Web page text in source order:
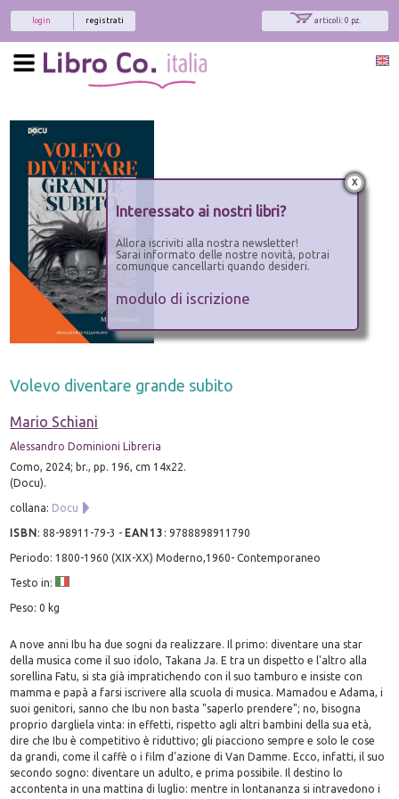
articoli: 0 pz.
registrati
login
Volevo diventare grande subito
Mario Schiani
Alessandro Dominioni Libreria
Como, 2024; br., pp. 196, cm 14x22.
(Docu).
collana: Docu
ISBN:88-98911-79-3 - EAN13 :9788898911790
Periodo: 1800-1960 (XIX-XX) Moderno,1960- Contemporaneo
Testo in:
Peso: 0 kg
A nove anni Ibu ha due sogni da realizzare. Il primo: diventare una star
della musica come il suo idolo, Takana Ja. E tra un dispetto e l'altro alla
sorellina Fatu, si sta già impratichendo con il suo tamburo e insiste con
mamma e papà a farsi iscrivere alla scuola di musica. Mamadou e Adama, i
suoi genitori, sanno che Ibu non basta "saperlo prendere"; no, bisogna
proprio dargliela vinta: in effetti, rispetto agli altri bambini della sua età,
dire che Ibu è competitivo è riduttivo; gli piacciono sempre e solo le cose
da grandi, come il caffè o i film d'azione di Van Damme. Ecco, infatti, il suo
secondo sogno: diventare un adulto, e prima possibile. Il destino lo
accontenta in una mattina di luglio: mentre in lontananza si intravedono i
x
Interessato ai nostri libri?
Allora iscriviti alla nostra newsletter!
Sarai informato delle nostre novità, potrai
comunque cancellarti quando desideri.
modulo di iscrizione